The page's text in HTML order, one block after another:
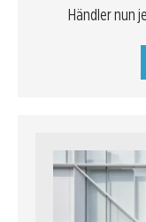
Händler nun